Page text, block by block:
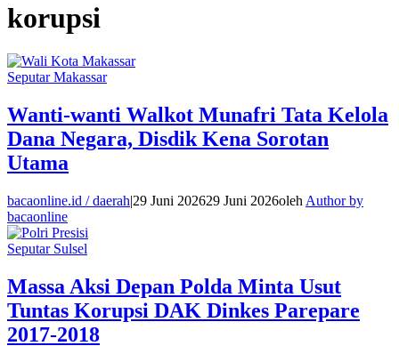
korupsi
Seputar Makassar
Wanti-wanti Walkot Munafri Tata Kelola
Dana Negara, Disdik Kena Sorotan
Utama
bacaonline.id / daerah|29 Juni 202629 Juni 2026oleh Author by
bacaonline
Seputar Sulsel
Massa Aksi Depan Polda Minta Usut
Tuntas Korupsi DAK Dinkes Parepare
2017-2018